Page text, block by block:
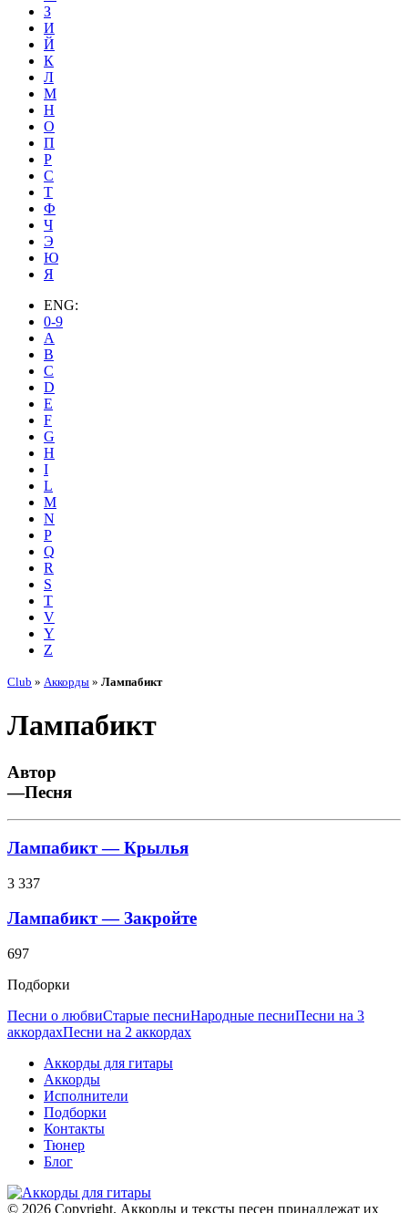
З
И
Й
К
Л
М
Н
О
П
Р
С
Т
Ф
Ч
Э
Ю
Я
ENG:
0-9
A
B
C
D
E
F
G
H
I
L
M
N
P
Q
R
S
T
V
Y
Z
Club » Аккорды » Лампабикт
Лампабикт
Автор
—Песня
Лампабикт — Крылья
3 337
Лампабикт — Закройте
697
Подборки
Песни о любвиСтарые песниНародные песниПесни на 3
аккордахПесни на 2 аккордах
Аккорды для гитары
Аккорды
Исполнители
Подборки
Контакты
Тюнер
Блог
© 2026 Copyright. Аккорды и тексты песен принадлежат их